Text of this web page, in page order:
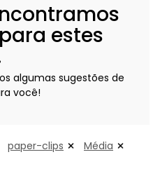
estes
algumas sugestões de
você!
paper-clips Média